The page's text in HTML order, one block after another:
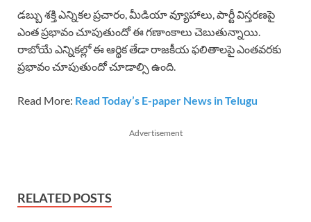
డబ్బు శక్తి ఎన్నికల ప్రచారం, మీడియా వ్యూహాలు, పార్టీ విస్తరణపై
ఎంత ప్రభావం చూపుతుందో ఈ గణాంకాలు చెబుతున్నాయి.
రాబోయే ఎన్నికల్లో ఈ ఆర్థిక తేడా రాజకీయ ఫలితాలపై ఎంతవరకు
ప్రభావం చూపుతుందో చూడాల్సి ఉంది.
Read More: Read Today’s E-paper News in Telugu
Advertisement
RELATED POSTS